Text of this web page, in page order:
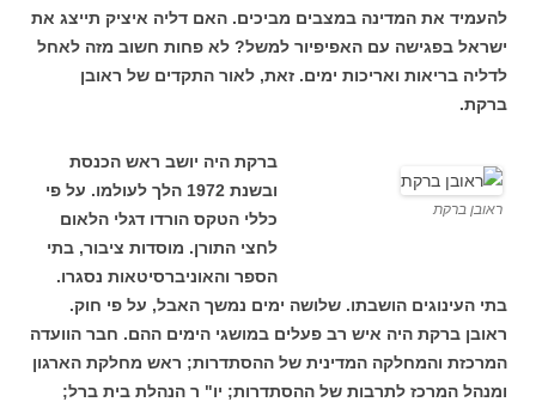
להעמיד את המדינה במצבים מביכים. האם דליה איציק תייצג את
ישראל בפגישה עם האפיפיור למשל? לא פחות חשוב מזה לאחל
לדליה בריאות ואריכות ימים. זאת, לאור התקדים של ראובן
ברקת.
ראובן ברקת
ברקת היה יושב ראש הכנסת
ובשנת 1972 הלך לעולמו. על פי
כללי הטקס הורדו דגלי הלאום
לחצי התורן. מוסדות ציבור, בתי
הספר והאוניברסיטאות נסגרו.
בתי העינוגים הושבתו. שלושה ימים נמשך האבל, על פי חוק.
ראובן ברקת היה איש רב פעלים במושגי הימים ההם. חבר הוועדה
המרכזת והמחלקה המדינית של ההסתדרות; ראש מחלקת הארגון
ומנהל המרכז לתרבות של ההסתדרות; יו" ר הנהלת בית ברל;